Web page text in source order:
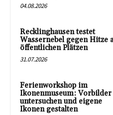
04.08.2026
Recklinghausen testet
Wassernebel gegen Hitze
öffentlichen Plätzen
31.07.2026
Ferienworkshop im
Ikonenmuseum: Vorbilder
untersuchen und eigene
Ikonen gestalten